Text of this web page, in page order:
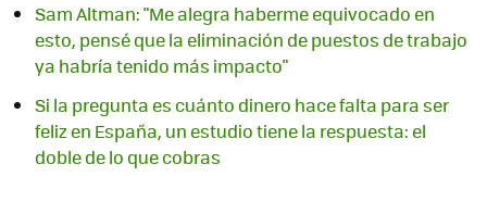
Sam Altman: "Me alegra haberme equivocado en
esto, pensé que la eliminación de puestos de trabajo
ya habría tenido más impacto"
Si la pregunta es cuánto dinero hace falta para ser
feliz en España, un estudio tiene la respuesta: el
doble de lo que cobras